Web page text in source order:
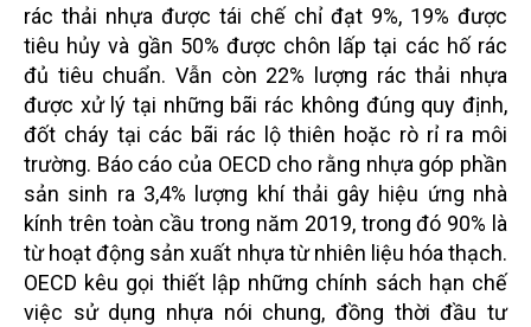
rác thải nhựa được tái chế chỉ đạt 9%, 19% được
tiêu hủy và gần 50% được chôn lấp tại các hố rác
đủ tiêu chuẩn. Vẫn còn 22% lượng rác thải nhựa
được xử lý tại những bãi rác không đúng quy định,
đốt cháy tại các bãi rác lộ thiên hoặc rò rỉ ra môi
trường. Báo cáo của OECD cho rằng nhựa góp phần
sản sinh ra 3,4% lượng khí thải gây hiệu ứng nhà
kính trên toàn cầu trong năm 2019, trong đó 90% là
từ hoạt động sản xuất nhựa từ nhiên liệu hóa thạch.
OECD kêu gọi thiết lập những chính sách hạn chế
việc sử dụng nhựa nói chung, đồng thời đầu tư